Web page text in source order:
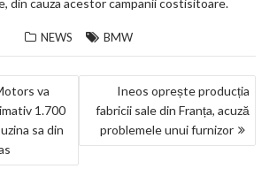
din cauza acestor campanii costisitoare.
NEWS BMW
va
1.700
sa din
Ineos oprește producția
fabricii sale din Franța, acuză
problemele unui furnizor